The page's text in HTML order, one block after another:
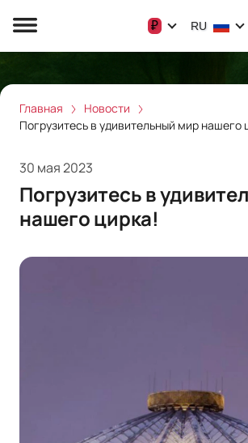
₽ RU
Главная
Новости
Погрузитесь в удивительный мир нашего
30 мая 2023
Погрузитесь в
нашего цирка!